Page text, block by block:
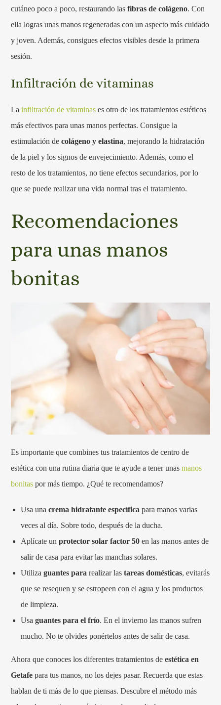
cutáneo poco a poco, restaurando las fibras de colágeno. Con
ella logras unas manos regeneradas con un aspecto más cuidado
y joven. Además, consigues efectos visibles desde la primera
sesión.
Infiltración de vitaminas
Lainfiltración de vitaminas es otro de los tratamientos estéticos
más efectivos para unas manos perfectas. Consigue la
estimulación decolágeno y elastina, mejorando la hidratación
de la piel y los signos de envejecimiento. Además, como el
resto de los tratamientos, no tiene efectos secundarios, por lo
que se puede realizar una vida normal tras el tratamiento.
Recomendaciones
para unas manos
bonitas
Es importante que combines tus tratamientos de centro de
estética con una rutina diaria que te ayude a tener unasmanos
bonitas por más tiempo. ¿Qué te recomendamos?
Usa unacrema hidratante específicapara manos varias
veces al día. Sobre todo, después de la ducha.
Aplícate unprotector solar factor 50 en las manos antes de
salir de casa para evitar las manchas solares.
Utiliza guantes para realizar lastareas domésticas, evitarás
que se resequen y se estropeen con el agua y los productos
de limpieza.
Usa guantes para el frío. En el invierno las manos sufren
mucho. No te olvides ponértelos antes de salir de casa.
Ahora que conoces los diferentes tratamientos deestética en
Getafepara tus manos, no los dejes pasar. Recuerda que estas
hablan de ti más de lo que piensas. Descubre el método más